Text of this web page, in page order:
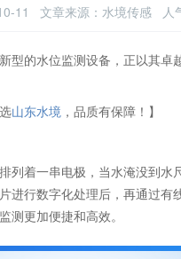
11 文章来源：水境传感 人
型的水位监测设备，正以其卓
山东水境 ，品质有保障！】
列着一串电极，当水淹没到
进行数字化处理后，再通过
测更加便捷和高效。